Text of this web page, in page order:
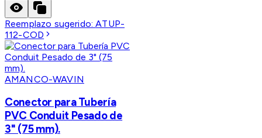
Reemplazo sugerido:ATUP-
112-COD
AMANCO-WAVIN
Conector para Tubería
PVC Conduit Pesado de
3" (75 mm).